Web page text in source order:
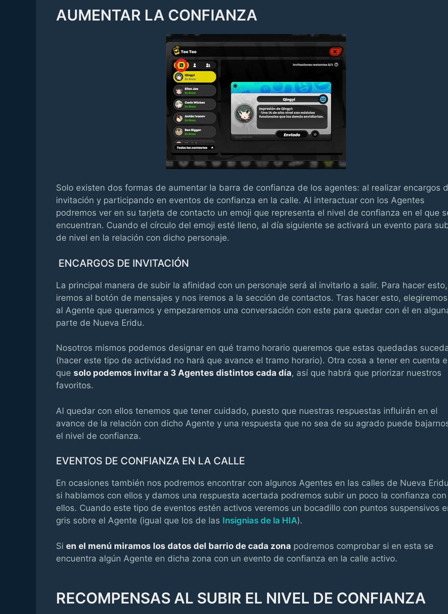
AUMENTAR LA CONFIANZA
Solo existen dos formas de aumentar la barra de confianza de los agentes: al realizar encargos
invitación y participando en eventos de confianza en la calle. Al interactuar con los Agentes
podremos ver en su tarjeta de contacto un emoji que representa el nivel de confianza en el que
encuentran. Cuando el círculo del emoji esté lleno, al día siguiente se activará un evento para
de nivel en la relación con dicho personaje.
ENCARGOS DE INVITACIÓN
La principal manera de subir la afinidad con un personaje será al invitarlo a salir. Para hacer esto,
iremos al botón de mensajes y nos iremos a la sección de contactos. Tras hacer esto, elegiremos
al Agente que queramos y empezaremos una conversación con este para quedar con él en
parte de Nueva Eridu.
Nosotros mismos podemos designar en qué tramo horario queremos que estas quedadas
(hacer este tipo de actividad no hará que avance el tramo horario). Otra cosa a tener en cuenta
que solo podemos invitar a 3 Agentes distintos cada día, así que habrá que priorizar nuestros
favoritos.
Al quedar con ellos tenemos que tener cuidado, puesto que nuestras respuestas influirán en el
avance de la relación con dicho Agente y una respuesta que no sea de su agrado puede
el nivel de confianza.
EVENTOS DE CONFIANZA EN LA CALLE
En ocasiones también nos podremos encontrar con algunos Agentes en las calles de Nueva
si hablamos con ellos y damos una respuesta acertada podremos subir un poco la confianza con
ellos. Cuando este tipo de eventos estén activos veremos un bocadillo con puntos suspensivos
gris sobre el Agente (igual que los de las Insignias de la HIA).
Si en el menú miramos los datos del barrio de cada zona podremos comprobar si en esta se
encuentra algún Agente en dicha zona con un evento de confianza en la calle activo.
RECOMPENSAS AL SUBIR EL NIVEL DE CONFIANZA